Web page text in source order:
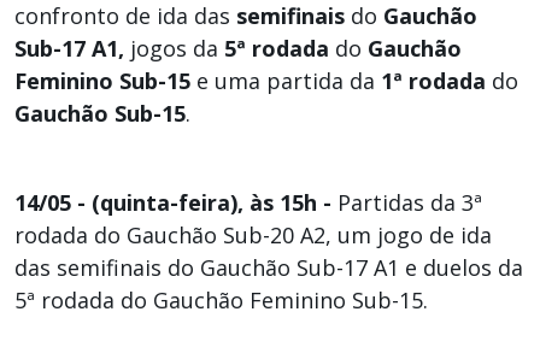
confronto de ida das semifinais do Gauchão
Sub-17 A1, jogos da 5ª rodada do Gauchão
Feminino Sub-15 e uma partida da 1ª rodada do
Gauchão Sub-15.
14/05 - (quinta-feira), às 15h - Partidas da 3ª
rodada do Gauchão Sub-20 A2, um jogo de ida
das semifinais do Gauchão Sub-17 A1 e duelos da
5ª rodada do Gauchão Feminino Sub-15.